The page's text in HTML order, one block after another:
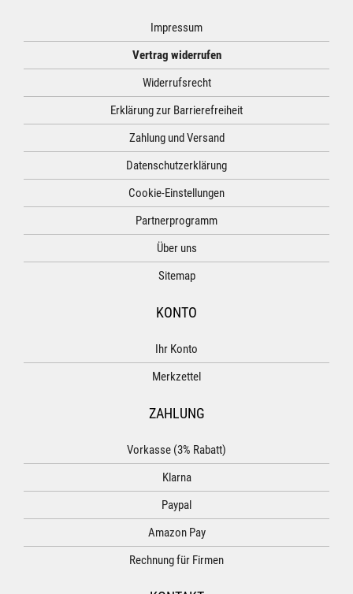
Impressum
Vertrag widerrufen
Widerrufsrecht
Erklärung zur Barrierefreiheit
Zahlung und Versand
Datenschutzerklärung
Cookie-Einstellungen
Partnerprogramm
Über uns
Sitemap
KONTO
Ihr Konto
Merkzettel
ZAHLUNG
Vorkasse (3% Rabatt)
Klarna
Paypal
Amazon Pay
Rechnung für Firmen